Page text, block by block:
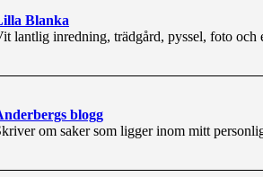
Blanka
lantlig inredning, trädgård, pyssel, foto och
blogg
om saker som ligger inom mitt